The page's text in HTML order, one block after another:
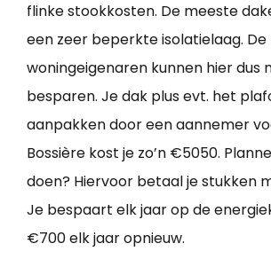
flinke stookkosten. De meeste
een zeer beperkte isolatielaag.
woningeigenaren kunnen hier dus
besparen. Je dak plus evt. het
aanpakken door een aannemer
Bossière kost je zo’n €5050.
doen? Hiervoor betaal je stukken
Je bespaart elk jaar op de
€700 elk jaar opnieuw.